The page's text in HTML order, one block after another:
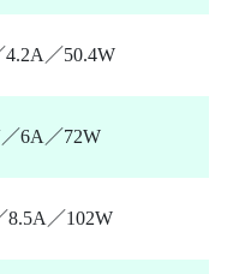
4.2A／50.4W
6A／72W
8.5A／102W